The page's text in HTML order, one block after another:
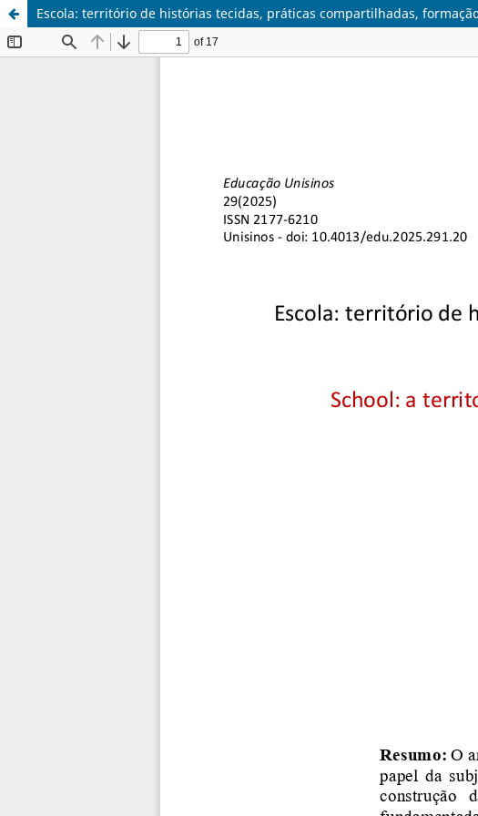
Escola: território de histórias tecidas, práticas compartilhadas,